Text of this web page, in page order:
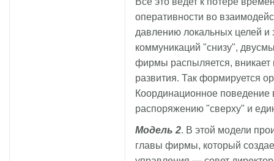
оперативности во
давлению локальных целей и
коммуникаций "снизу",
фирмы распыляется, вникает
развития. Так формируется
Координационное поведение
распоряжению "сверху" и
Модель 2. В этой модели
главы фирмы, который